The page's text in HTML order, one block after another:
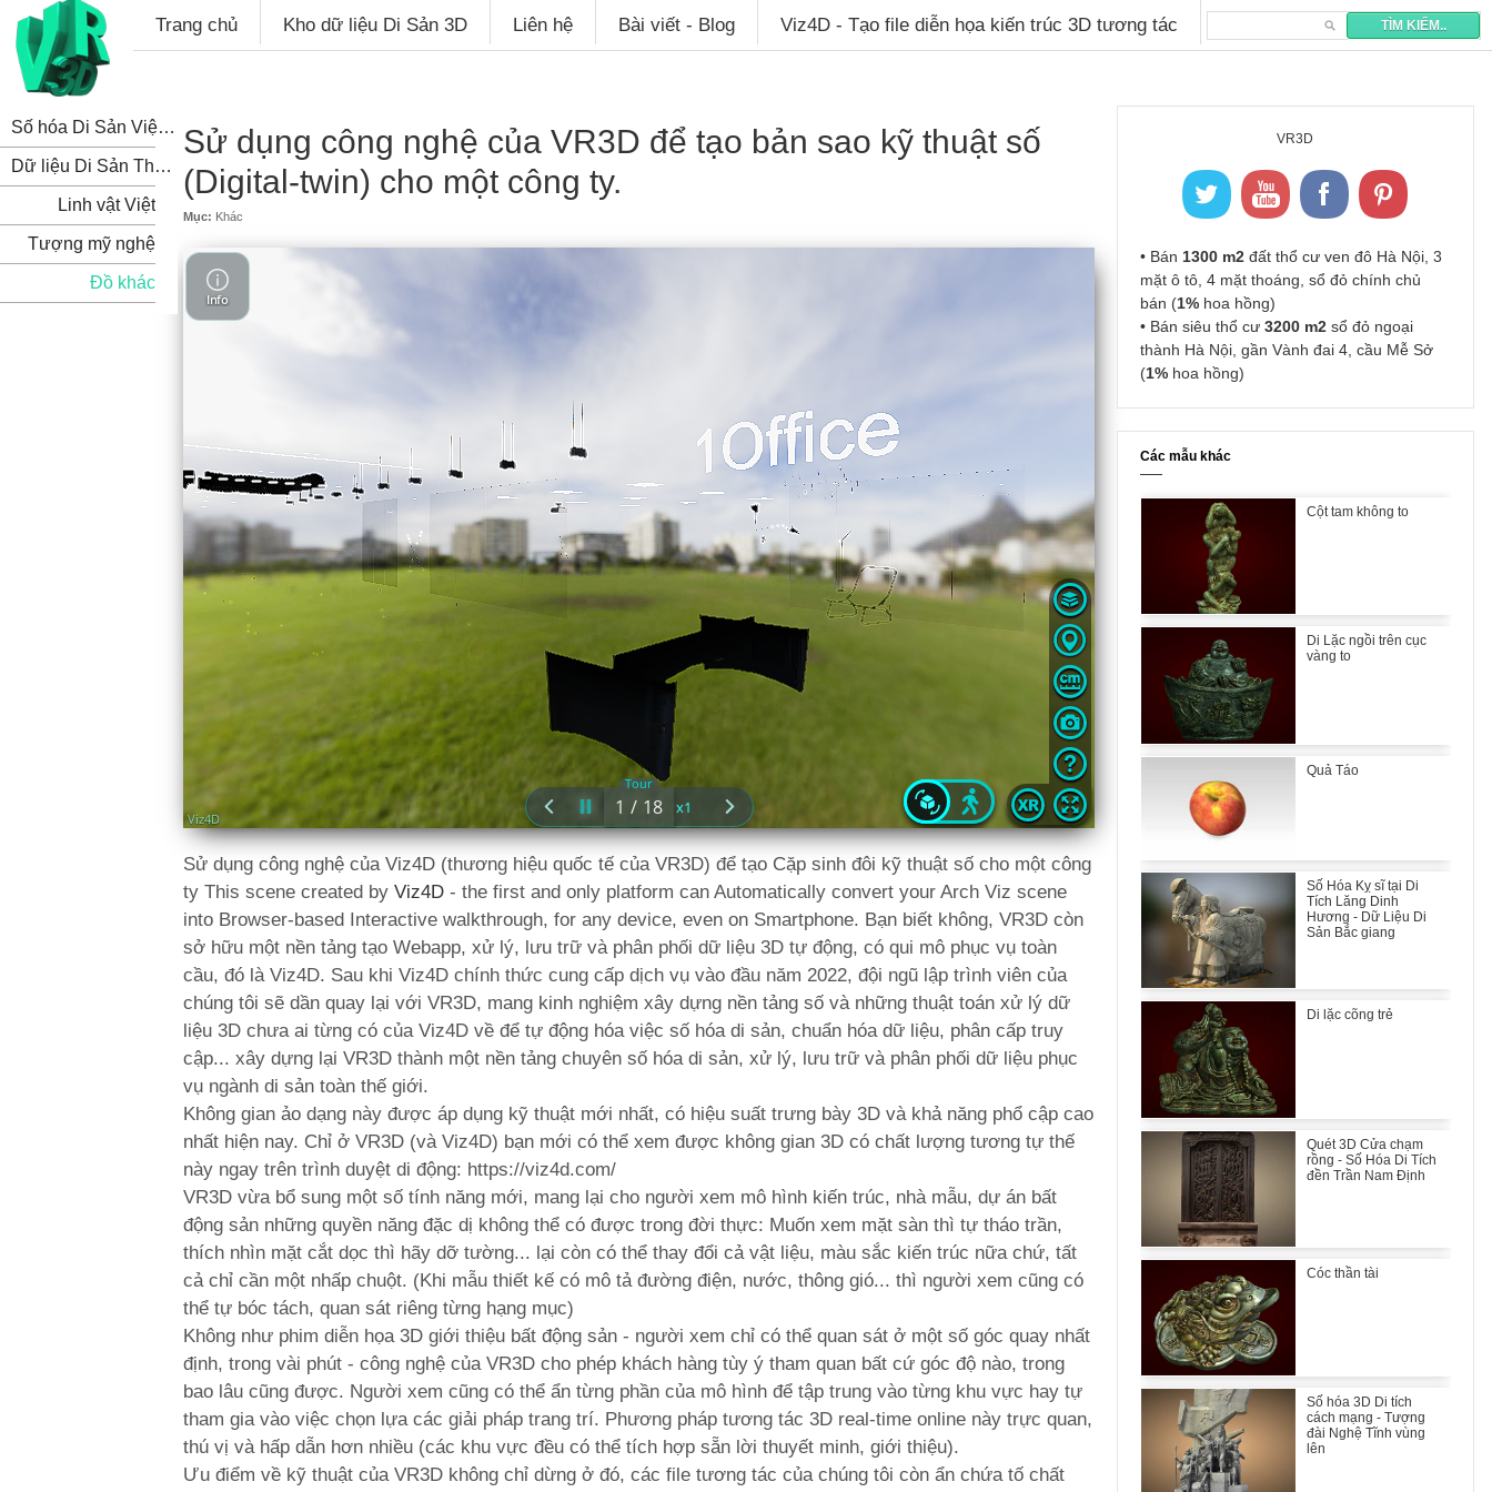
Trang chủ Kho dữ liệu Di Sản 3D Liên hệ Bài viết - Blog Viz4D - Tạo file diễn họa kiến trúc 3D tương tác
Sử dụng công nghệ của VR3D để tạo bản sao kỹ thuật số
(Digital-twin) cho một công ty.
Mục: Khác
Sử dụng công nghệ của Viz4D (thương hiệu quốc tế của VR3D) để tạo Cặp sinh đôi kỹ thuật số cho một công
ty This scene created by Viz4D - the first and only platform can Automatically convert your Arch Viz scene
into Browser-based Interactive walkthrough, for any device, even on Smartphone. Bạn biết không, VR3D còn
sở hữu một nền tảng tạo Webapp, xử lý, lưu trữ và phân phối dữ liệu 3D tự động, có qui mô phục vụ toàn
cầu, đó là Viz4D. Sau khi Viz4D chính thức cung cấp dịch vụ vào đầu năm 2022, đội ngũ lập trình viên của
chúng tôi sẽ dần quay lại với VR3D, mang kinh nghiệm xây dựng nền tảng số và những thuật toán xử lý dữ
liệu 3D chưa ai từng có của Viz4D về để tự động hóa việc số hóa di sản, chuẩn hóa dữ liệu, phân cấp truy
cập... xây dựng lại VR3D thành một nền tảng chuyên số hóa di sản, xử lý, lưu trữ và phân phối dữ liệu phục
vụ ngành di sản toàn thế giới.
Không gian ảo dạng này được áp dụng kỹ thuật mới nhất, có hiệu suất trưng bày 3D và khả năng phổ cập cao
nhất hiện nay. Chỉ ở VR3D (và Viz4D) bạn mới có thể xem được không gian 3D có chất lượng tương tự thế
này ngay trên trình duyệt di động: https://viz4d.com/
VR3D vừa bổ sung một số tính năng mới, mang lại cho người xem mô hình kiến trúc, nhà mẫu, dự án bất
động sản những quyền năng đặc dị không thể có được trong đời thực: Muốn xem mặt sàn thì tự tháo trần,
thích nhìn mặt cắt dọc thì hãy dỡ tường... lại còn có thể thay đổi cả vật liệu, màu sắc kiến trúc nữa chứ, tất
cả chỉ cần một nhấp chuột. (Khi mẫu thiết kế có mô tả đường điện, nước, thông gió... thì người xem cũng có
thể tự bóc tách, quan sát riêng từng hạng mục)
Không như phim diễn họa 3D giới thiệu bất động sản - người xem chỉ có thể quan sát ở một số góc quay nhất
định, trong vài phút - công nghệ của VR3D cho phép khách hàng tùy ý tham quan bất cứ góc độ nào, trong
bao lâu cũng được. Người xem cũng có thể ẩn từng phần của mô hình để tập trung vào từng khu vực hay tự
tham gia vào việc chọn lựa các giải pháp trang trí. Phương pháp tương tác 3D real-time online này trực quan,
thú vị và hấp dẫn hơn nhiều (các khu vực đều có thể tích hợp sẵn lời thuyết minh, giới thiệu).
Ưu điểm về kỹ thuật của VR3D không chỉ dừng ở đó, các file tương tác của chúng tôi còn ẩn chứa tố chất
VR3D
• Bán 1300 m2đất thổ cư ven đô Hà Nội, 3
mặt ô tô, 4 mặt thoáng, sổ đỏ chính chủ
bán (1%hoa hồng)
• Bán siêu thổ cư 3200 m2sổ đỏ ngoại
thành Hà Nội, gần Vành đai 4, cầu Mễ Sở
(1%hoa hồng)
Các mẫu khác
Cột tam không to
Di Lặc ngồi trên cục
vàng to
Quả Táo
Số Hóa Kỵ sĩ tại Di
Tích Lăng Dinh
Hương - Dữ Liệu Di
Sản Bắc giang
Di lặc cõng trẻ
Quét 3D Cửa chạm
rồng - Số Hóa Di Tích
đền Trần Nam Định
Cóc thần tài
Số hóa 3D Di tích
cách mạng - Tượng
đài Nghệ Tĩnh vùng
lên
Số hóa Di Sản Việt Nam
Dữ liệu Di Sản Thế Giới
Linh vật Việt
Tượng mỹ nghệ
Đồ khác